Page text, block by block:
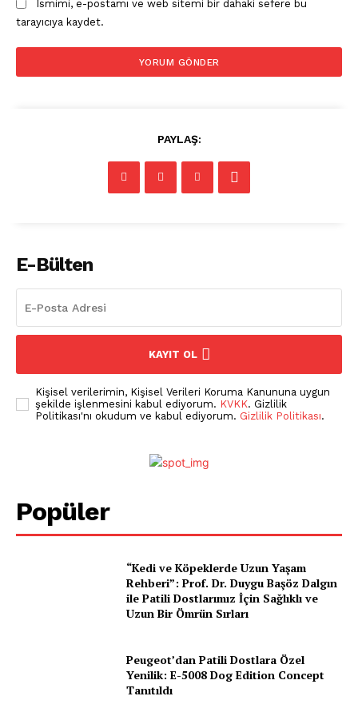
Köşe Yazıları
Ismimi, e-postamı ve web sitemi bir dahaki sefere bu
tarayıcıya kaydet.
PAYLAŞ:
E-Bülten
KAYIT OL
Kişisel verilerimin, Kişisel Verileri Koruma Kanununa uygun
şekilde işlenmesini kabul ediyorum. KVKK. Gizlilik
Politikası'nı okudum ve kabul ediyorum. Gizlilik Politikası.
Popüler
“Kedi ve Köpeklerde Uzun Yaşam
Rehberi”: Prof. Dr. Duygu Başöz Dalgın
ile Patili Dostlarımız İçin Sağlıklı ve
Uzun Bir Ömrün Sırları
Peugeot’dan Patili Dostlara Özel
Yenilik: E-5008 Dog Edition Concept
Tanıtıldı